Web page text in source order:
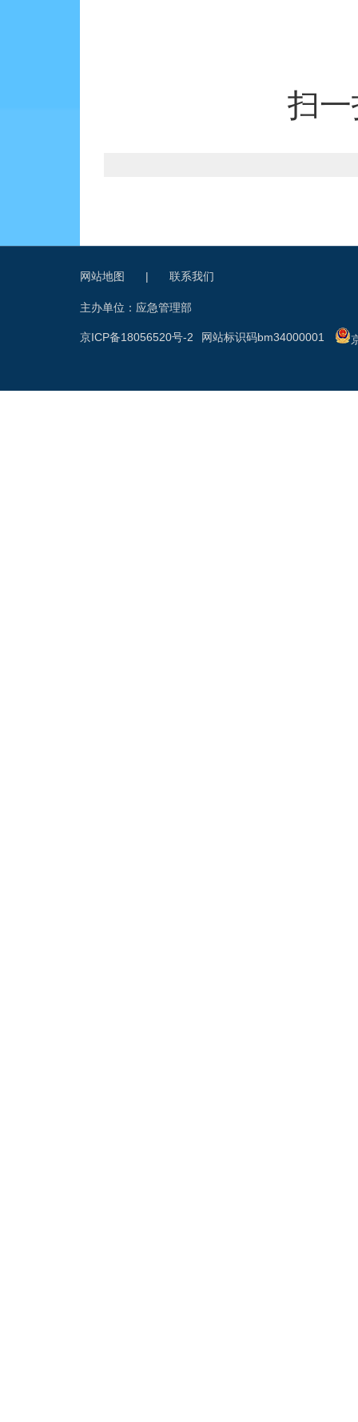
扫
网站地图 | 联系我们
主办单位：应急管理部
网站标识码bm34000001
京ICP备18056520号-2